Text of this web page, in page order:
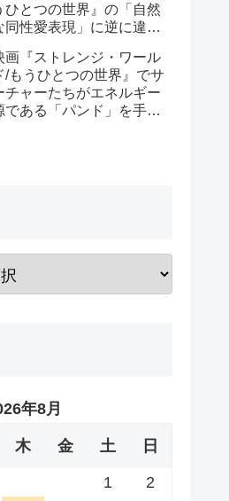
ひとつの世界』の「自然
同性愛表現」に逆に違和
画『ストレンジ・ワール
/もうひとつの世界』でサ
チャーたちがエネルギー
である「パンド」を手放
年8月
木 金 土 日
1
2